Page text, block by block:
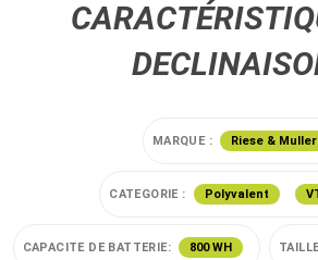
MARQUE : Riese & Muller
CATEGORIE : Polyvalent
CAPACITE DE BATTERIE: 800 WH